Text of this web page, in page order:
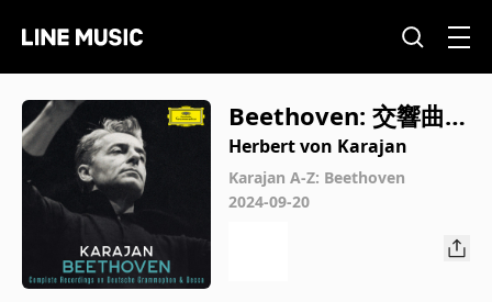
Beethoven: 交響曲
第9番 ニ短調 作品125
《合唱》: 第1楽章: All
egro ma non tropp
o. un poco maestos
Herbert von Karajan
Karajan A-Z: Beethoven
2024-09-20